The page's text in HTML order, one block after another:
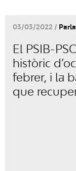
03/03/2022 /
El PSIB-
històric
febrer, i la
que